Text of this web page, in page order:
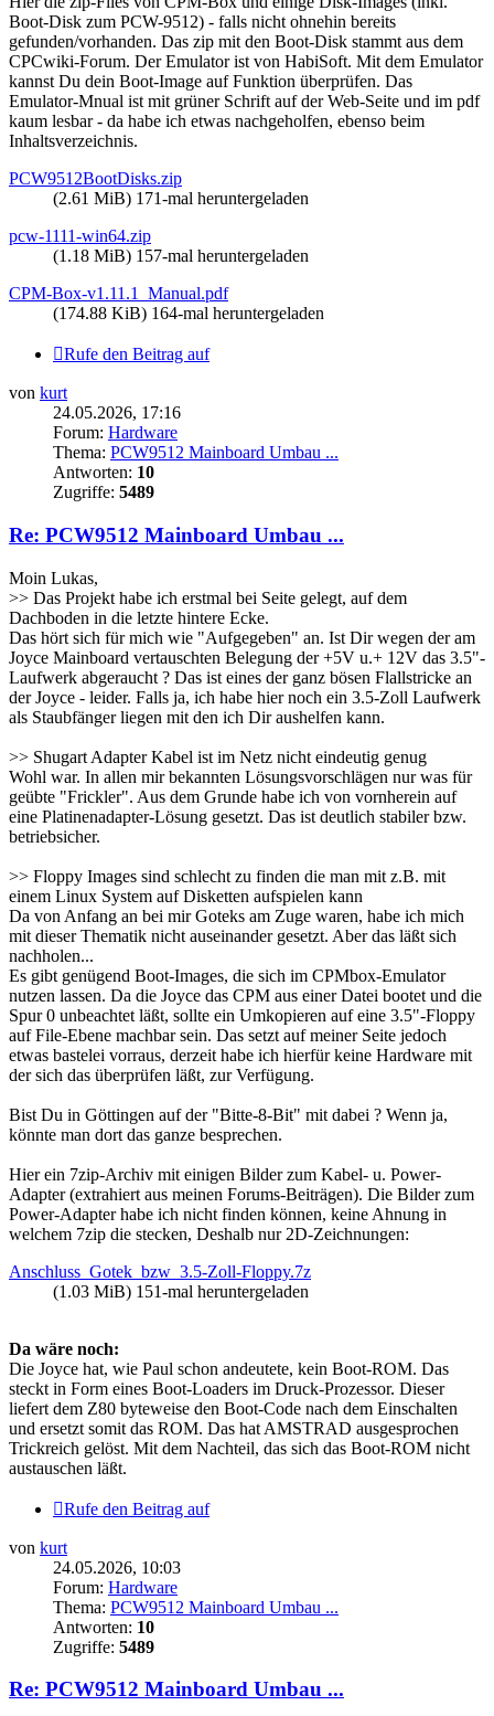
Boot-Disk zum PCW-9512) - falls nicht ohnehin bereits
gefunden/vorhanden. Das zip mit den Boot-Disk stammt aus dem
CPCwiki-Forum. Der Emulator ist von HabiSoft. Mit dem Emulator
kannst Du dein Boot-Image auf Funktion überprüfen. Das
Emulator-Mnual ist mit grüner Schrift auf der Web-Seite und im pdf
kaum lesbar - da habe ich etwas nachgeholfen, ebenso beim
Inhaltsverzeichnis.
PCW9512BootDisks.zip
(2.61 MiB) 171-mal heruntergeladen
pcw-1111-win64.zip
(1.18 MiB) 157-mal heruntergeladen
CPM-Box-v1.11.1_Manual.pdf
(174.88 KiB) 164-mal heruntergeladen
Rufe den Beitrag auf
von kurt
24.05.2026, 17:16
Forum: Hardware
Thema: PCW9512 Mainboard Umbau ...
Antworten: 10
Zugriffe: 5489
Re: PCW9512 Mainboard Umbau ...
Moin Lukas,
>> Das Projekt habe ich erstmal bei Seite gelegt, auf dem
Dachboden in die letzte hintere Ecke.
Das hört sich für mich wie "Aufgegeben" an. Ist Dir wegen der am
Joyce Mainboard vertauschten Belegung der +5V u.+ 12V das 3.5"-
Laufwerk abgeraucht ? Das ist eines der ganz bösen Flallstricke an
der Joyce - leider. Falls ja, ich habe hier noch ein 3.5-Zoll Laufwerk
als Staubfänger liegen mit den ich Dir aushelfen kann.
>> Shugart Adapter Kabel ist im Netz nicht eindeutig genug
Wohl war. In allen mir bekannten Lösungsvorschlägen nur was für
geübte "Frickler". Aus dem Grunde habe ich von vornherein auf
eine Platinenadapter-Lösung gesetzt. Das ist deutlich stabiler bzw.
betriebsicher.
>> Floppy Images sind schlecht zu finden die man mit z.B. mit
einem Linux System auf Disketten aufspielen kann
Da von Anfang an bei mir Goteks am Zuge waren, habe ich mich
mit dieser Thematik nicht auseinander gesetzt. Aber das läßt sich
nachholen...
Es gibt genügend Boot-Images, die sich im CPMbox-Emulator
nutzen lassen. Da die Joyce das CPM aus einer Datei bootet und die
Spur 0 unbeachtet läßt, sollte ein Umkopieren auf eine 3.5"-Floppy
auf File-Ebene machbar sein. Das setzt auf meiner Seite jedoch
etwas bastelei vorraus, derzeit habe ich hierfür keine Hardware mit
der sich das überprüfen läßt, zur Verfügung.
Bist Du in Göttingen auf der "Bitte-8-Bit" mit dabei ? Wenn ja,
könnte man dort das ganze besprechen.
Hier ein 7zip-Archiv mit einigen Bilder zum Kabel- u. Power-
Adapter (extrahiert aus meinen Forums-Beiträgen). Die Bilder zum
Power-Adapter habe ich nicht finden können, keine Ahnung in
welchem 7zip die stecken, Deshalb nur 2D-Zeichnungen:
Anschluss_Gotek_bzw_3.5-Zoll-Floppy.7z
(1.03 MiB) 151-mal heruntergeladen
Da wäre noch:
Die Joyce hat, wie Paul schon andeutete, kein Boot-ROM. Das
steckt in Form eines Boot-Loaders im Druck-Prozessor. Dieser
liefert dem Z80 byteweise den Boot-Code nach dem Einschalten
und ersetzt somit das ROM. Das hat AMSTRAD ausgesprochen
Trickreich gelöst. Mit dem Nachteil, das sich das Boot-ROM nicht
austauschen läßt.
Rufe den Beitrag auf
von kurt
24.05.2026, 10:03
Forum: Hardware
Thema: PCW9512 Mainboard Umbau ...
Antworten: 10
Zugriffe: 5489
Re: PCW9512 Mainboard Umbau ...